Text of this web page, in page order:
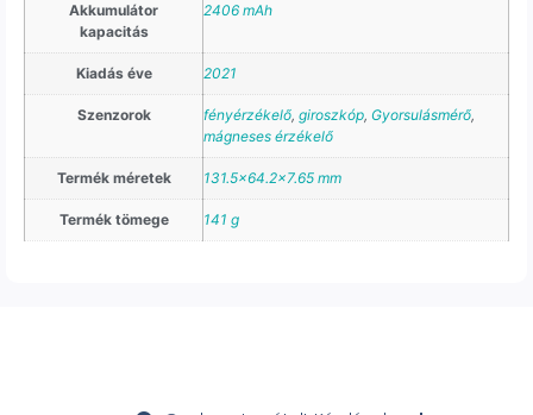
Akkumulátor
kapacitás
2406 mAh
Kiadás éve 2021
Szenzorok fényérzékelő, giroszkóp, Gyorsulásmérő,
mágneses érzékelő
Termék méretek 131.5×64.2×7.65 mm
Termék tömege 141 g